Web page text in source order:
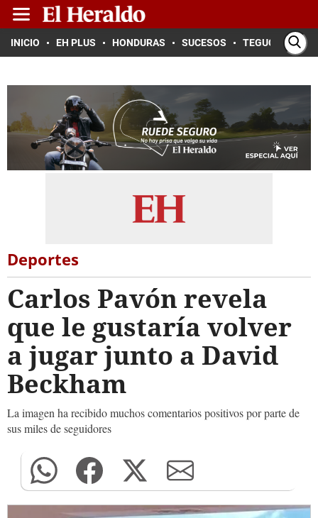
INICIO EH PLUS HONDURAS SUCESOS TEGUCIGALPA
Deportes
Carlos Pavón revela
que le gustaría volver
a jugar junto a David
Beckham
La imagen ha recibido muchos comentarios positivos por parte de
sus miles de seguidores